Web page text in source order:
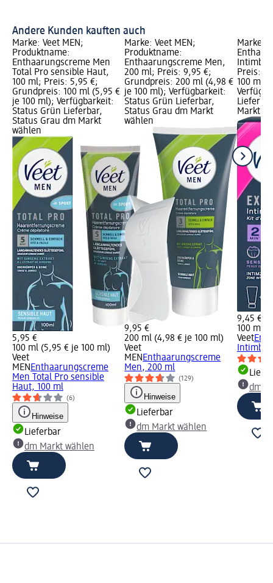
Andere Kunden kauften auch
Marke: Veet MEN;
Produktname:
Enthaarungscreme Men
Total Pro sensible Haut,
100 ml; Preis: 5,95 €;
Grundpreis: 100 ml (5,95 €
je 100 ml); Verfügbarkeit:
Status Grün Lieferbar,
Status Grau dm Markt
wählen
5,95 €
100 ml (5,95 € je 100 ml)
Veet
MEN Enthaarungscreme
Men Total Pro sensible
Haut, 100 ml
(6)
Hinweise
Lieferbar
dm Markt wählen
Marke: Veet MEN;
Produktname:
Enthaarungscreme Men,
200 ml; Preis: 9,95 €;
Grundpreis: 200 ml (4,98 €
je 100 ml); Verfügbarkeit:
Status Grün Lieferbar,
Status Grau dm Markt
wählen
9,95 €
200 ml (4,98 € je 100 ml)
Veet
MEN Enthaarungscreme
Men, 200 ml
(129)
Hinweise
Lieferbar
dm Markt wählen
Marke:
Preis:
100 ml
Markt
9,45 €
100 ml
Veet
dm